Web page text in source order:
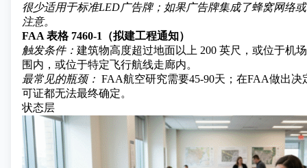
很少适用于标准LED广告牌；如果广告牌集成了蜂窝网络
注意。
FAA 表格 7460-1（拟建工程通知）
触发条件： 建筑物高度超过地面以上 200 英尺，或位于机
围内，或位于特定飞行航线走廊内。
最常见的瓶颈： FAA航空研究需要45-90天；在FAA做出决
可证都无法最终确定。
状态层